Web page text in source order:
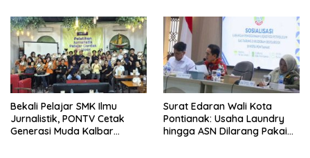
Bekali Pelajar SMK Ilmu
Jurnalistik, PONTV Cetak
Generasi Muda Kalbar
Surat Edaran Wali Kota
Pontianak: Usaha Laundry
hingga ASN Dilarang Pakai